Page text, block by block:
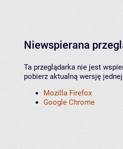
Niewspierana
Ta przeglądarka nie jest
pobierz aktualną wersję
Mozilla Firefox
Google Chrome